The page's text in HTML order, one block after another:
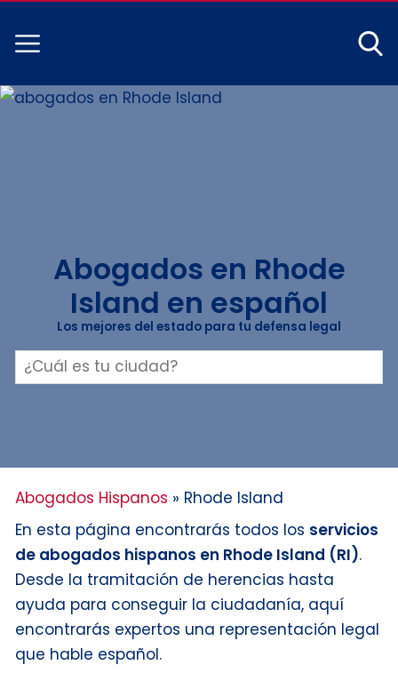
Abogados en Rhode
Island en español
Los mejores del estado para tu defensa legal
Buscar
Abogados Hispanos » Rhode Island
En esta página encontrarás todos los servicios
de abogados hispanos en Rhode Island (RI).
Desde la tramitación de herencias hasta
ayuda para conseguir la ciudadanía, aquí
encontrarás expertos una representación legal
que hable español.